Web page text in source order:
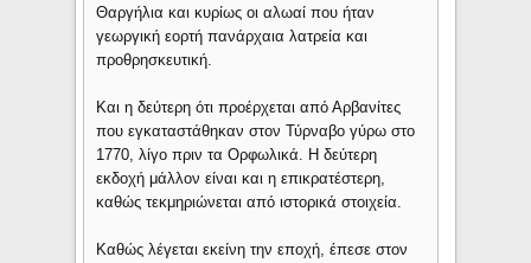
Θαργήλια και κυρίως οι αλωαί που ήταν
γεωργική εορτή πανάρχαια λατρεία και
προθρησκευτική.
Και η δεύτερη ότι προέρχεται από Αρβανίτες
που εγκαταστάθηκαν στον Τύρναβο γύρω στο
1770, λίγο πριν τα Ορφωλικά. Η δεύτερη
εκδοχή μάλλον είναι και η επικρατέστερη,
καθώς τεκμηριώνεται από ιστορικά στοιχεία.
Καθώς λέγεται εκείνη την εποχή, έπεσε στον